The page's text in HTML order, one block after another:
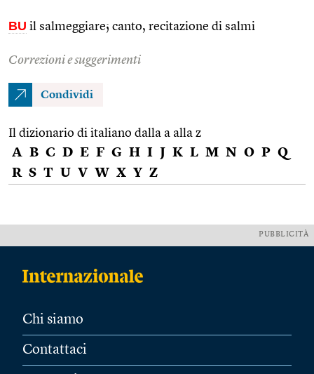
BU il salmeggiare; canto, recitazione di salmi
Correzioni e suggerimenti
Condividi
Il dizionario di italiano dalla a alla z
A B C D E F G H I J K L M N O P Q
R S T U V W X Y Z
PUBBLICITÀ
Chi siamo
Contattaci